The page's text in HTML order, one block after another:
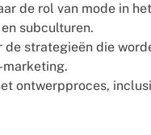
de rol van mode in
subculturen.
strategieën die
ontwerpproces,